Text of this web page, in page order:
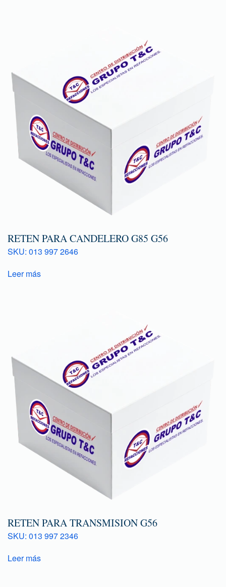
RETEN PARA CANDELERO G85 G56
SKU: 013 997 2646
Leer más
RETEN PARA TRANSMISION G56
SKU: 013 997 2346
Leer más